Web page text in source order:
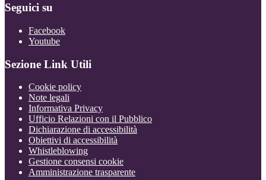
Seguici su
Facebook
Youtube
Sezione Link Utili
Cookie policy
Note legali
Informativa Privacy
Ufficio Relazioni con il Pubblico
Dichiarazione di accessibilità
Obiettivi di accessibilità
Whistleblowing
Gestione consensi cookie
Amministrazione trasparente